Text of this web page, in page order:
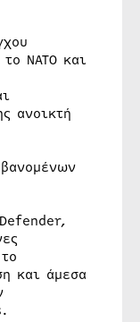
ΝΑΤΟ και
ανοικτή
και άμεσα